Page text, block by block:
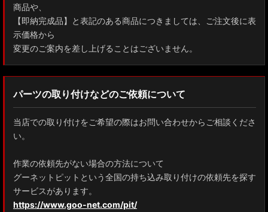
商品や、
【即納完成品】と表記のある商品につきましては、ご注文後に表
示価格から
変更のご案内を差し上げることはございません。
パーツの取り付けなどのご依頼について
当店での取り付けをご希望の際はお問い合わせからご相談くださ
い。
作業の依頼先がない場合の方法について
グーネットピットという全国の持ち込み取り付けの依頼先を探す
サービスがあります。
https://www.goo-net.com/pit/